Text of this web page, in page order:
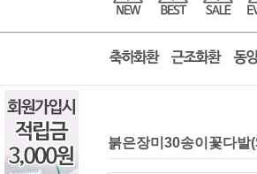
붉은장미30송이꽃다발